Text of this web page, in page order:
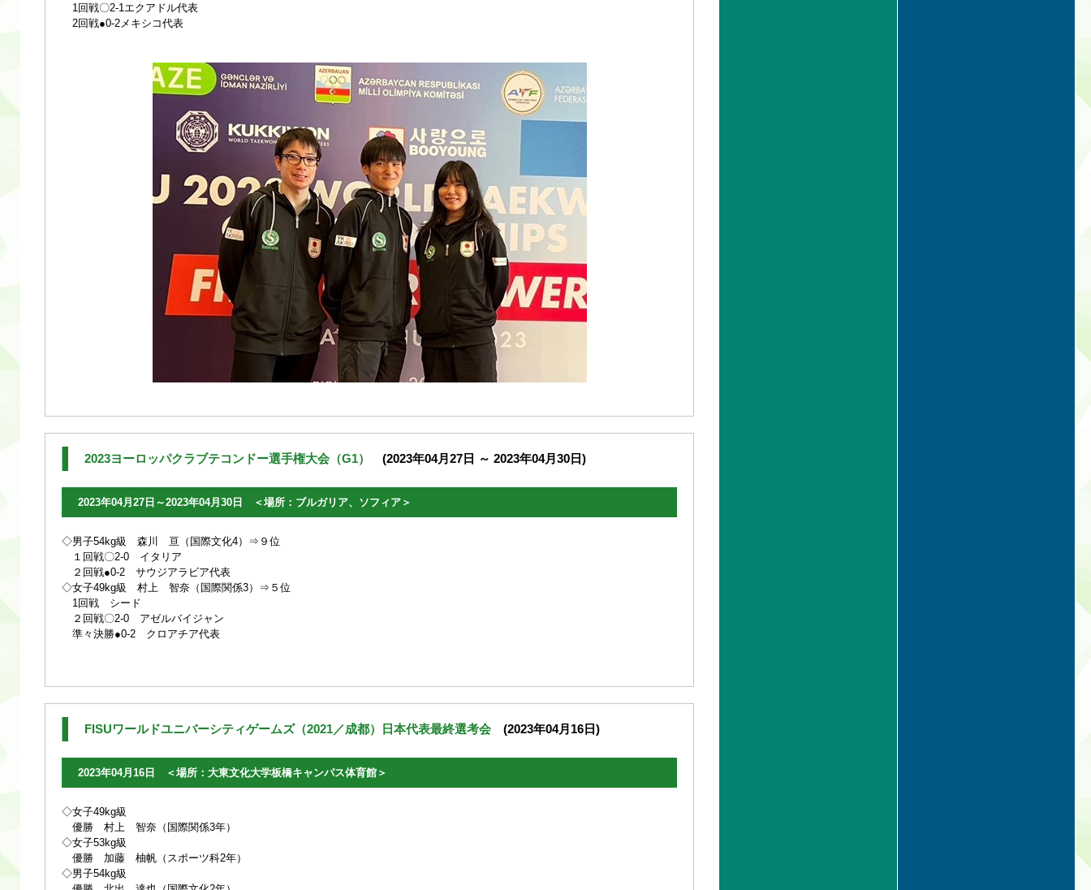
1回戦〇2-1エクアドル代表
2回戦●0-2メキシコ代表
2023ヨーロッパクラブテコンドー選手権大会（G1） (2023年04月27日 ～ 2023年04月30日)
2023年04月27日～2023年04月30日 ＜場所：ブルガリア、ソフィア＞
◇男子54kg級 森川 亘（国際文化4）⇒９位
１回戦〇2-0 イタリア
２回戦●0-2 サウジアラビア代表
◇女子49kg級 村上 智奈（国際関係3）⇒５位
1回戦 シード
２回戦〇2-0 アゼルバイジャン
準々決勝●0-2 クロアチア代表
FISUワールドユニバーシティゲームズ（2021／成都）日本代表最終選考会 (2023年04月16日)
2023年04月16日 ＜場所：大東文化大学板橋キャンパス体育館＞
◇女子49kg級
優勝 村上 智奈（国際関係3年）
◇女子53kg級
優勝 加藤 柚帆（スポーツ科2年）
◇男子54kg級